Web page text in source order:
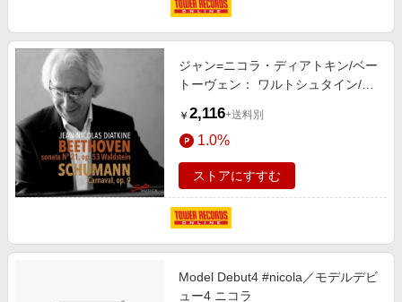
旅行・レジャー・ホテル予約
生活・お役立ち
金融・マネー・保険
デジタルコンテンツ
ビジネス・その他サービス
Apple公式サイト×楽天カード分割払い
Qoo10メガポ
Samsung ボーナスキャンペーン
週末の高還元 夏の長期版
ジャン=ニコラ・ディアトキン/ベー
トーヴェン： ワルトシュタイン/シ
￥ 2,116+送料別
1.0%
ストアにすすむ
Model Debut4 #nicola／モデルデビ
ュー4 ニコラ